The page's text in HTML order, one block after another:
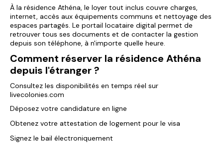
À la résidence Athéna, le loyer tout inclus couvre charges,
internet, accès aux équipements communs et nettoyage des
espaces partagés. Le portail locataire digital permet de
retrouver tous ses documents et de contacter la gestion
depuis son téléphone, à n'importe quelle heure.
Comment réserver la résidence Athéna
depuis l'étranger ?
Consultez les disponibilités en temps réel sur
livecolonies.com
Déposez votre candidature en ligne
Obtenez votre attestation de logement pour le visa
Signez le bail électroniquement